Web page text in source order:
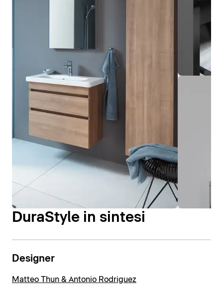
DuraStyle in sintesi
Designer
Matteo Thun & Antonio Rodriguez